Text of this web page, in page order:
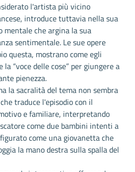
l'artista più vicino
introduce tuttavia nella sua
che argina la sua
sentimentale. Le sue opere
questa, mostrano come egli
“voce delle cose” per giungere a
pienezza.
la sacralità del tema non sembra
traduce l'episodio con il
e familiare, interpretando
come due bambini intenti a
come una giovanetta che
la mano destra sulla spalla del